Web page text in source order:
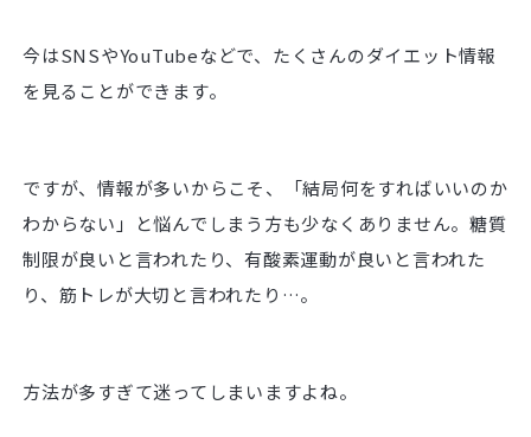
今はSNSやYouTubeなどで、たくさんのダイエット情報
を見ることができます。
ですが、情報が多いからこそ、「結局何をすればいいのか
わからない」と悩んでしまう方も少なくありません。糖質
制限が良いと言われたり、有酸素運動が良いと言われた
り、筋トレが大切と言われたり…。
方法が多すぎて迷ってしまいますよね。